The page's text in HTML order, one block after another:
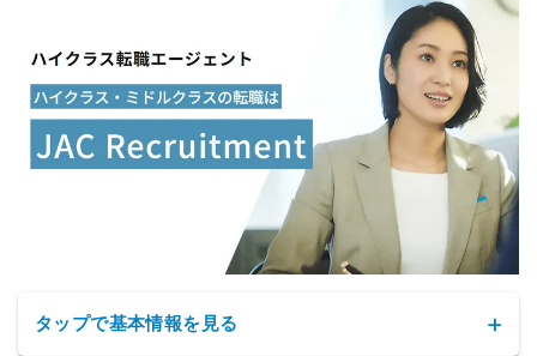
タップで基本情報を見る